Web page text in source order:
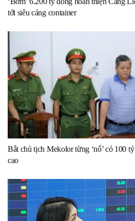
tới siêu cảng container
Bắt chủ tịch Mekolor từng ‘nổ’ có 100
cao